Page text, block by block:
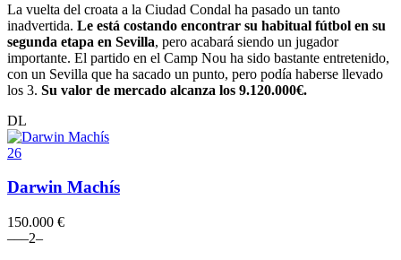
La vuelta del croata a la Ciudad Condal ha pasado un tanto
inadvertida. Le está costando encontrar su habitual fútbol en su
segunda etapa en Sevilla, pero acabará siendo un jugador
importante. El partido en el Camp Nou ha sido bastante entretenido,
con un Sevilla que ha sacado un punto, pero podía haberse llevado
los 3. Su valor de mercado alcanza los 9.120.000€.
DL
26
Darwin Machís
150.000 €
–––2–